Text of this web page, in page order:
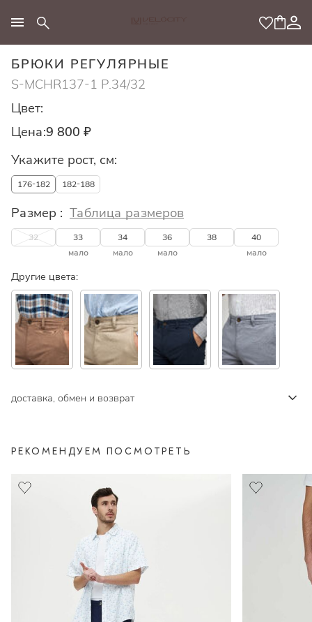
БРЮКИ РЕГУЛЯРНЫЕ
S-MCHR137-1 Р.34/32
Цвет:
Цена:9 800 ₽
Укажите рост, см:
176-182 182-188
Размер : Таблица размеров
32
33
мало
34
мало
36
мало
38
40
мало
Другие цвета:
доставка, обмен и возврат
РЕКОМЕНДУЕМ ПОСМОТРЕТЬ